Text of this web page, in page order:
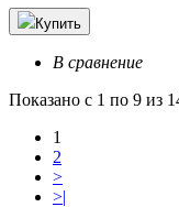
Купить
В сравнение
Показано с 1 по 9 из
1
2
>
>|